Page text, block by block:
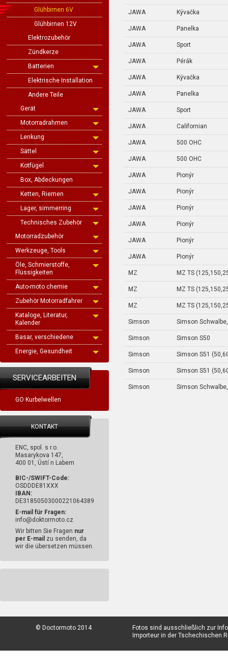
Glühbirnen 6V
Glühbirnen 12V
Elektrozubehör
Zündkerze
Batterien
Elektrische Installation
Andere Teile
Gerät
Motorradrahmen
Lenkung
Sättel
Kotfügel
Box, Abdeckungen
Ketten, Riemen
Lager, simmerring
Technisches Zubehör
Motorradzubehör
Werkzeuge, Tools
Öle, Schmierstoffe,
Flüssigkeiten
Auto-moto chemie
Zubehör Motorradfahrer
Kataloge, Literatur,
Kalender
Basar, verschiedene
Energie, Gesundheit
SERVICEARBEITEN
GO Kurbelwellen
KONTAKT
ENC, spol. s r.o.
Masarykova 147,
400 01, Ústí n Labem
BIC-/SWIFT-Code:
OSDDDE81XXX
IBAN:
DE31850503000221064389
E-mail für Fragen:
info@doktormoto.cz
Wir bitten Sie Fragen nur
per E-mail zu senden, da
wir die übersetzen müssen.
JAWA Kývačka
JAWA Panelka
JAWA Sport
JAWA Pérák
JAWA Kývačka
JAWA Panelka
JAWA Sport
JAWA Californian
JAWA 500 OHC
JAWA 500 OHC
JAWA Pionýr
JAWA Pionýr
JAWA Pionýr
JAWA Pionýr
JAWA Pionýr
JAWA Pionýr
MZ MZ TS
MZ MZ TS
MZ MZ TS
Simson Simson
Simson Simson S50
Simson Simson S51
Simson Simson S51
Simson Simson
© Doctormoto 2014
Fotos sind ausschließlich zur
Importeur in der Tschechischen